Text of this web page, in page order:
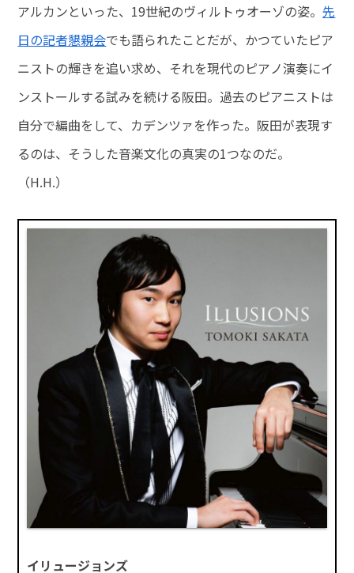
アルカンといった、19世紀のヴィルトゥオーゾの姿。先
日の記者懇親会でも語られたことだが、かつていたピア
ニストの輝きを追い求め、それを現代のピアノ演奏にイ
ンストールする試みを続ける阪田。過去のピアニストは
自分で編曲をして、カデンツァを作った。阪田が表現す
るのは、そうした音楽文化の真実の1つなのだ。
（H.H.）
イリュージョンズ